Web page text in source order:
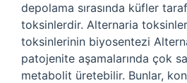
depolama sırasında küfler
toksinlerdir. Alternaria
toksinlerinin biyosentezi
patojenite aşamalarında çok
metabolit üretebilir. Bunlar,